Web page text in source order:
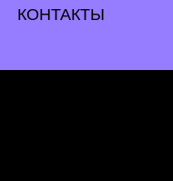
КОНТАКТЫ